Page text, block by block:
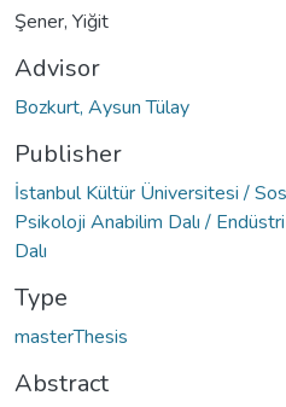
Şener, Yiğit
Advisor
Bozkurt, Aysun Tülay
Publisher
İstanbul Kültür Üniversitesi /
Psikoloji Anabilim Dalı /
Dalı
Type
masterThesis
Abstract